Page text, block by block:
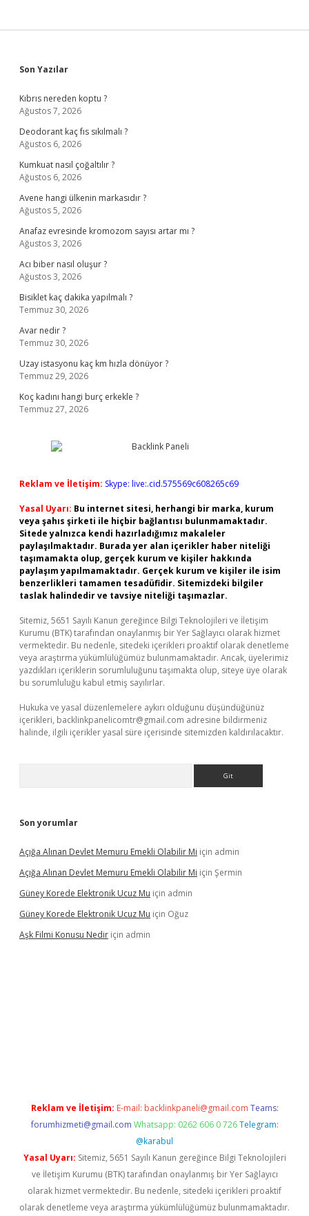
Sidebar
Son Yazılar
Kıbrıs nereden koptu ?
Ağustos 7, 2026
Deodorant kaç fıs sıkılmalı ?
Ağustos 6, 2026
Kumkuat nasıl çoğaltılır ?
Ağustos 6, 2026
Avene hangi ülkenin markasıdır ?
Ağustos 5, 2026
Anafaz evresinde kromozom sayısı artar mı ?
Ağustos 3, 2026
Acı biber nasıl oluşur ?
Ağustos 3, 2026
Bisiklet kaç dakika yapılmalı ?
Temmuz 30, 2026
Avar nedir ?
Temmuz 30, 2026
Uzay istasyonu kaç km hızla dönüyor ?
Temmuz 29, 2026
Koç kadını hangi burç erkekle ?
Temmuz 27, 2026
Reklam ve İletişim: Skype: live:.cid.575569c608265c69
Yasal Uyarı: Bu internet sitesi, herhangi bir marka, kurum
veya şahıs şirketi ile hiçbir bağlantısı bulunmamaktadır.
Sitede yalnızca kendi hazırladığımız makaleler
paylaşılmaktadır. Burada yer alan içerikler haber niteliği
taşımamakta olup, gerçek kurum ve kişiler hakkında
paylaşım yapılmamaktadır. Gerçek kurum ve kişiler ile isim
benzerlikleri tamamen tesadüfidir. Sitemizdeki bilgiler
taslak halindedir ve tavsiye niteliği taşımazlar.
Sitemiz, 5651 Sayılı Kanun gereğince Bilgi Teknolojileri ve İletişim
Kurumu (BTK) tarafından onaylanmış bir Yer Sağlayıcı olarak hizmet
vermektedir. Bu nedenle, sitedeki içerikleri proaktif olarak denetleme
veya araştırma yükümlülüğümüz bulunmamaktadır. Ancak, üyelerimiz
yazdıkları içeriklerin sorumluluğunu taşımakta olup, siteye üye olarak
bu sorumluluğu kabul etmiş sayılırlar.
Hukuka ve yasal düzenlemelere aykırı olduğunu düşündüğünüz
içerikleri, backlinkpanelicomtr@gmail.com adresine bildirmeniz
halinde, ilgili içerikler yasal süre içerisinde sitemizden kaldırılacaktır.
Son yorumlar
Açığa Alınan Devlet Memuru Emekli Olabilir Mi için admin
Açığa Alınan Devlet Memuru Emekli Olabilir Mi için Şermin
Güney Korede Elektronik Ucuz Mu için admin
Güney Korede Elektronik Ucuz Mu için Oğuz
Aşk Filmi Konusu Nedir için admin
Reklam ve İletişim: E-mail: backlinkpaneli@gmail.com Teams:
forumhizmeti@gmail.com Whatsapp: 0262 606 0 726 Telegram:
@karabul
Yasal Uyarı: Sitemiz, 5651 Sayılı Kanun gereğince Bilgi Teknolojileri
ve İletişim Kurumu (BTK) tarafından onaylanmış bir Yer Sağlayıcı
olarak hizmet vermektedir. Bu nedenle, sitedeki içerikleri proaktif
olarak denetleme veya araştırma yükümlülüğümüz bulunmamaktadır.